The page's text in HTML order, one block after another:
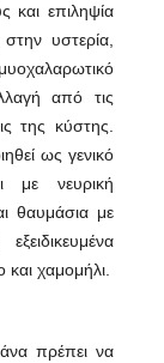
και επιληψία
υστερία,
από τις
της κύστης.
ως γενικό
με νευρική
θαυμάσια με
χαμομήλι.
πρέπει να